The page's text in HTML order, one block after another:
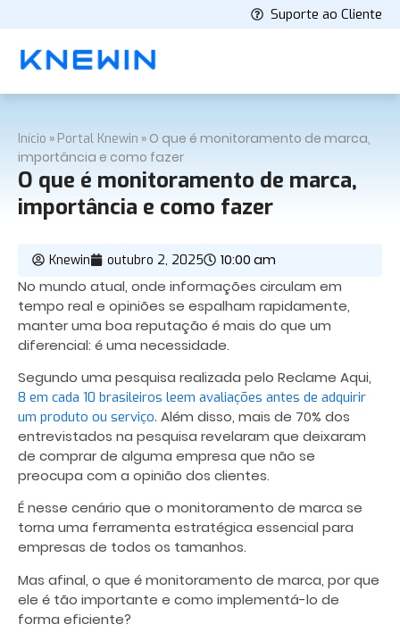
Suporte ao Cliente
Início » Portal Knewin » O que é monitoramento de marca,
importância e como fazer
O que é monitoramento de marca,
importância e como fazer
Knewin outubro 2, 2025 10:00 am
No mundo atual, onde informações circulam em
tempo real e opiniões se espalham rapidamente,
manter uma boa reputação é mais do que um
diferencial: é uma necessidade.
Segundo uma pesquisa realizada pelo Reclame Aqui,
8 em cada 10 brasileiros leem avaliações antes de adquirir
um produto ou serviço. Além disso, mais de 70% dos
entrevistados na pesquisa revelaram que deixaram
de comprar de alguma empresa que não se
preocupa com a opinião dos clientes.
É nesse cenário que o monitoramento de marca se
torna uma ferramenta estratégica essencial para
empresas de todos os tamanhos.
Mas afinal, o que é monitoramento de marca, por que
ele é tão importante e como implementá-lo de
forma eficiente?